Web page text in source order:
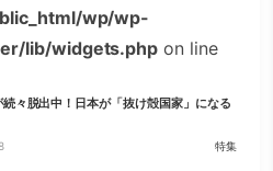
wp/wp-
lib/widgets.php on line
々脱出中！日本が「抜け殻国家」になる
特集